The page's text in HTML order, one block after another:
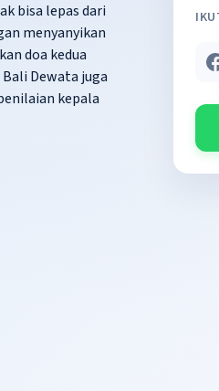
bisa lepas dari
menyanyikan
doa kedua
Dewata juga
kepala